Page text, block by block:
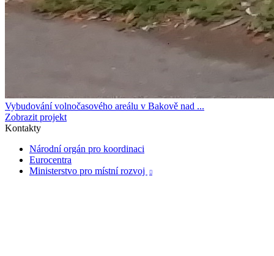
Vybudování volnočasového areálu v Bakově nad ...
Zobrazit projekt
Kontakty
Národní orgán pro koordinaci
Eurocentra
Ministerstvo pro místní rozvoj
